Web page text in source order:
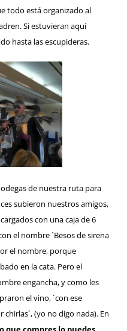
todo está organizado al
Si estuvieran aquí
hasta las escupideras.
de nuestra ruta para
subieron nuestros amigos,
con una caja de 6
el nombre ´Besos de sirena
el nombre, porque
en la cata. Pero el
engancha, y como les
el vino, ´con ese
(yo no digo nada). En